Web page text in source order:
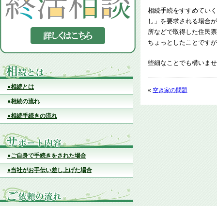
●相続とは
●相続の流れ
●相続手続きの流れ
●ご自身で手続きをされた場合
●当社がお手伝い差し上げた場合
相続手続をすすめてい
し」を要求される場合
所などで取得した住民
ちょっとしたことです
些細なことでも構いま
« 空き家の問題